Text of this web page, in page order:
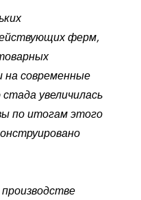
ферм,
на современные
увеличилась
по итогам этого